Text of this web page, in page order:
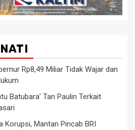
Rp8,49 Miliar Tidak Wajar dan
Batubara’ Tan Paulin Terkait
Korupsi, Mantan Pincab BRI